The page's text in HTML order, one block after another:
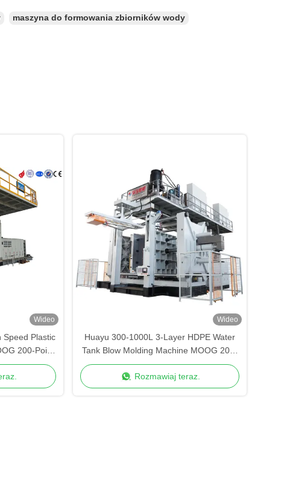
maszyna do formowania zbiorników wody
Wideo
Speed Plastic
200-Point
Production
Wideo
Huayu 300-1000L 3-Layer HDPE Water
Tank Blow Molding Machine MOOG 200-
Point Control for Durable Storage
Rozmawiaj teraz.